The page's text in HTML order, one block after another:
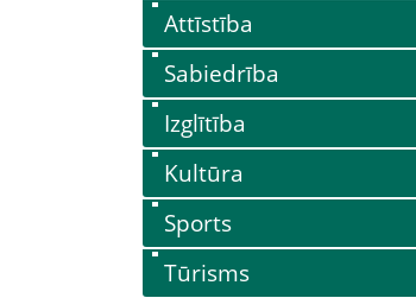
Attīstība
Sabiedrība
Izglītība
Kultūra
Sports
Tūrisms